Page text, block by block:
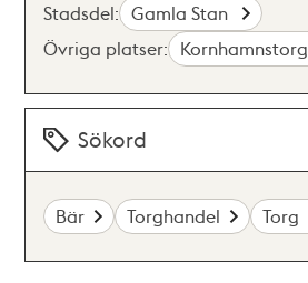
Stadsdel: Gamla Stan
Övriga platser: Kornhamnstorg
Sökord
Bär Torghandel Torg